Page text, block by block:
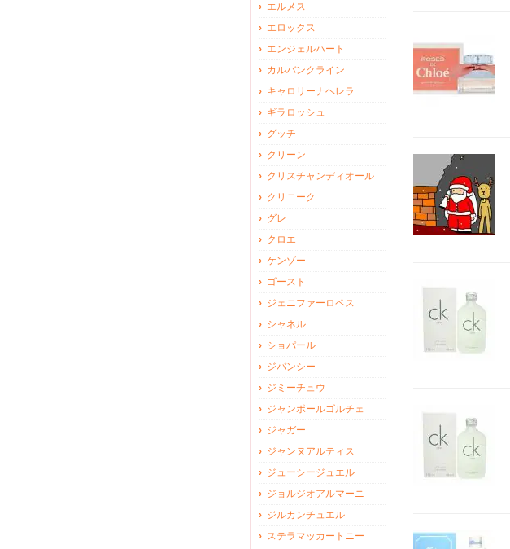
エルメス
エロックス
エンジェルハート
カルバンクライン
キャロリーナヘレラ
ギラロッシュ
グッチ
クリーン
クリスチャンディオール
クリニーク
グレ
クロエ
ケンゾー
ゴースト
ジェニファーロペス
シャネル
ショパール
ジバンシー
ジミーチュウ
ジャンポールゴルチェ
ジャガー
ジャンヌアルティス
ジューシージュエル
ジョルジオアルマーニ
ジルカンチュエル
ステラマッカートニー